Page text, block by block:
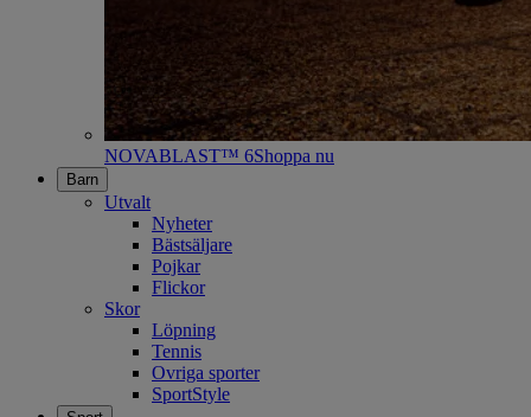
NOVABLAST™ 6Shoppa nu
Barn
Utvalt
Nyheter
Bästsäljare
Pojkar
Flickor
Skor
Löpning
Tennis
Ovriga sporter
SportStyle